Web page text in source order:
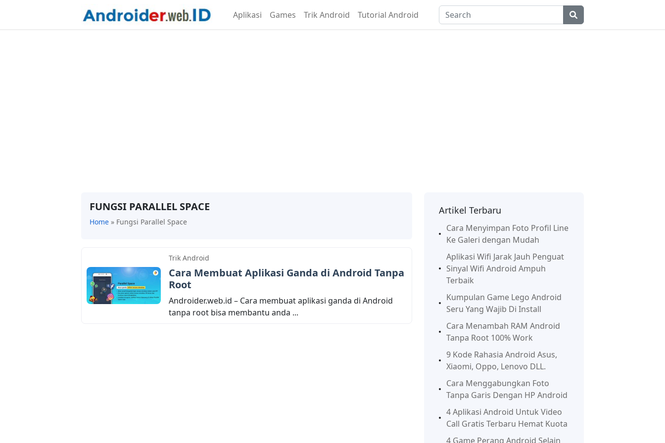
Aplikasi Games Trik Android Tutorial Android
FUNGSI PARALLEL SPACE
Home » Fungsi Parallel Space
Trik Android
Cara Membuat Aplikasi Ganda di Android Tanpa
Root
Androider.web.id – Cara membuat aplikasi ganda di Android
tanpa root bisa membantu anda ...
Artikel Terbaru
Cara Menyimpan Foto Profil Line
Ke Galeri dengan Mudah
Aplikasi Wifi Jarak Jauh Penguat
Sinyal Wifi Android Ampuh
Terbaik
Kumpulan Game Lego Android
Seru Yang Wajib Di Install
Cara Menambah RAM Android
Tanpa Root 100% Work
9 Kode Rahasia Android Asus,
Xiaomi, Oppo, Lenovo DLL.
Cara Menggabungkan Foto
Tanpa Garis Dengan HP Android
4 Aplikasi Android Untuk Video
Call Gratis Terbaru Hemat Kuota
4 Game Perang Android Selain